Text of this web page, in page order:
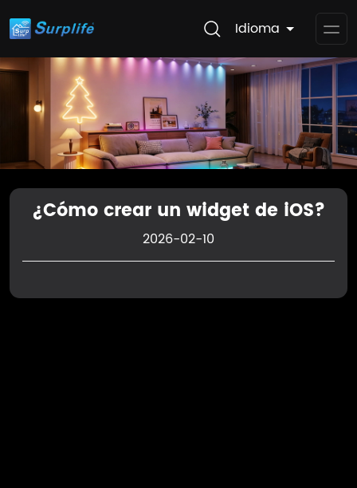
Idioma
¿Cómo crear un widget de iOS?
2026-02-10